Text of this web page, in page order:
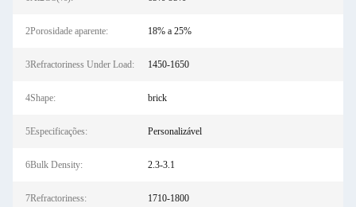
2Porosidade aparente: 18% a 25%
3Refractoriness Under Load: 1450-1650
4Shape: brick
5Especificações: Personalizável
6Bulk Density: 2.3-3.1
7Refractoriness: 1710-1800